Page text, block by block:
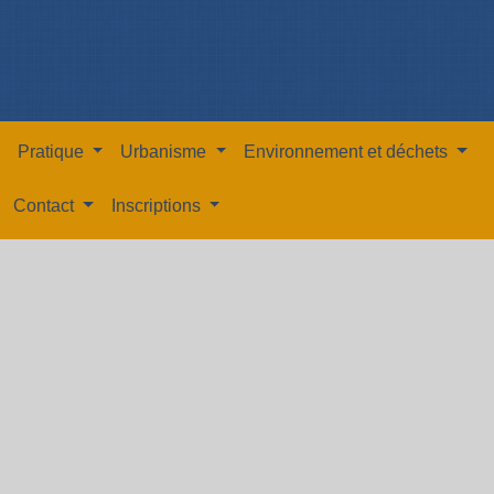
Pratique Urbanisme Environnement et déchets
Contact Inscriptions